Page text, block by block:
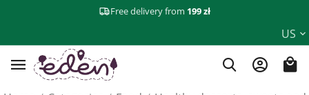
Free delivery from 199 zł
US